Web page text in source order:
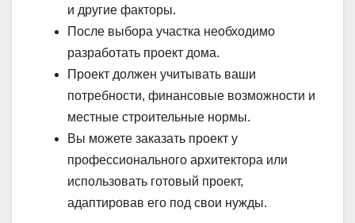
и другие факторы.
После выбора участка необходимо
разработать проект дома.
Проект должен учитывать ваши
потребности, финансовые возможности и
местные строительные нормы.
Вы можете заказать проект у
профессионального архитектора или
использовать готовый проект,
адаптировав его под свои нужды.